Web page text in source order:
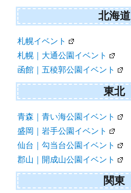
北海道
札幌イベント
札幌｜大通公園イベント
函館｜五稜郭公園イベント
東北
青森｜青い海公園イベント
盛岡｜岩手公園イベント
仙台｜勾当台公園イベント
郡山｜開成山公園イベント
関東